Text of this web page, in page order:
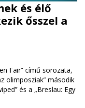
és élő
ősszel a
Fair” című sorozata,
olimposziak” második
és a „Breslau: Egy